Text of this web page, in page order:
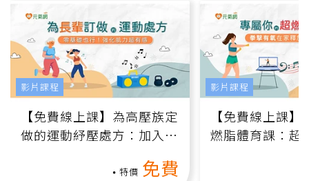
【免費線上課】為高壓族定
做的運動紓壓處方：加入行
特價 免費
影片課程
【免費線上課
燃脂體育課：超
影片課程